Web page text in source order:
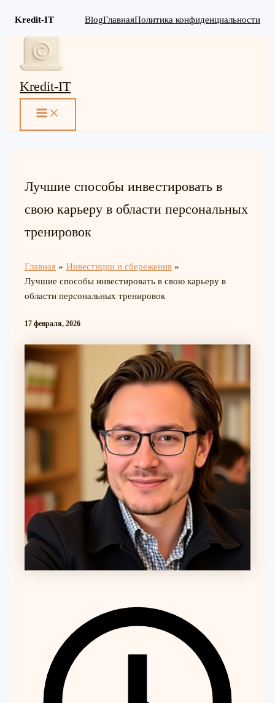
Kredit-IT BlogГлавнаяПолитика конфиденциальности
Перейти
содержимому
Kredit-IT
MAIN
Лучшие способы инвестировать в
свою карьеру в области персональных
тренировок
Главная
Инвестиции и сбережения
Лучшие способы инвестировать в свою карьеру в
области персональных тренировок
17 февраля, 2026